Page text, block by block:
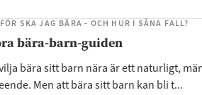
SKA JAG BÄRA - OCH HUR I SÅNA FALL?
bära-barn-guiden
bära sitt barn nära är ett naturligt,
Men att bära sitt barn kan bli t...